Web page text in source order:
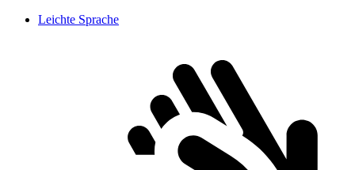
Leichte Sprache